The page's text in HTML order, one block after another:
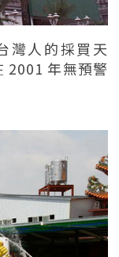
灣人的採買天
2001 年無預警